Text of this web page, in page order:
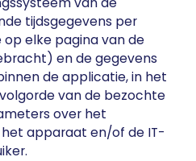
tijdsgegevens per
op elke pagina van de
en de gegevens
de applicatie, in het
van de bezochte
over het
apparaat en/of de IT-